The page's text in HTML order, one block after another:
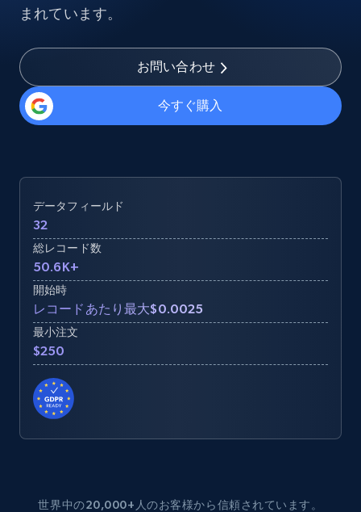
まれています。
お問い合わせ
今すぐ購入
データフィールド
32
総レコード数
50.6K+
開始時
レコードあたり最大$0.0025
最小注文
$250
世界中の20,000+人のお客様から信頼されています。